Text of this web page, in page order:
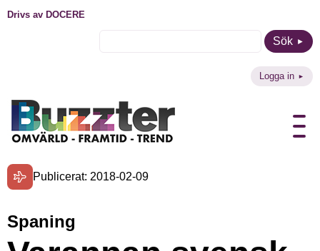
Drivs av DOCERE
Sök
Logga in
Publicerat: 2018-02-09
Spaning